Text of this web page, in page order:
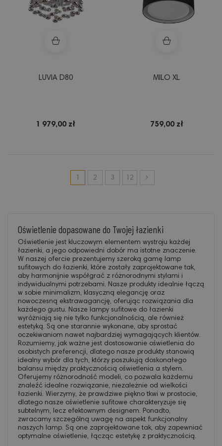
LUVIA D80
1 979,00 zł
MILO XL
759,00 zł
1 2 3 12
Oświetlenie dopasowane do Twojej łazienki
Oświetlenie jest kluczowym elementem wystroju każdej
łazienki, a jego odpowiedni dobór ma istotne znaczenie.
W naszej ofercie prezentujemy szeroką gamę lamp
sufitowych do łazienki, które zostały zaprojektowane tak,
aby harmonijnie współgrać z różnorodnymi stylami i
indywidualnymi potrzebami. Nasze produkty idealnie łączą
w sobie minimalizm, klasyczną elegancję oraz
nowoczesną ekstrawagancję, oferując rozwiązania dla
każdego gustu. Nasze lampy sufitowe do łazienki
wyróżniają się nie tylko funkcjonalnością, ale również
estetyką. Są one starannie wykonane, aby sprostać
oczekiwaniom nawet najbardziej wymagających klientów.
Rozumiemy, jak ważne jest dostosowanie oświetlenia do
osobistych preferencji, dlatego nasze produkty stanowią
idealny wybór dla tych, którzy poszukują doskonałego
balansu między praktycznością oświetlenia a stylem.
Oferujemy różnorodność modeli, co pozwala każdemu
znaleźć idealne rozwiązanie, niezależnie od wielkości
łazienki. Wierzymy, że prawdziwe piękno tkwi w prostocie,
dlatego nasze oświetlenie sufitowe charakteryzuje się
subtelnym, lecz efektownym designem. Ponadto,
zwracamy szczególną uwagę na aspekt funkcjonalny
naszych lamp. Są one zaprojektowane tak, aby zapewniać
optymalne oświetlenie, łącząc estetykę z praktycznością.